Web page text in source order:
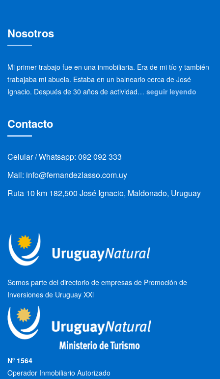
Nosotros
Mi primer trabajo fue en una inmobiliaria. Era de mi tío y también
trabajaba mi abuela. Estaba en un balneario cerca de José
Ignacio. Después de 30 años de actividad… seguir leyendo
Contacto
Celular / Whatsapp: 092 092 333
Mail: info@fernandezlasso.com.uy
Ruta 10 km 182,500 José Ignacio, Maldonado, Uruguay
Somos parte del directorio de empresas de Promoción de
Inversiones de Uruguay XXl
Nº 1564
Operador Inmobiliario Autorizado